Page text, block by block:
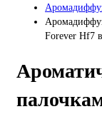
Forever Hf7